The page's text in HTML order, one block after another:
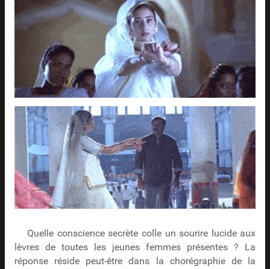
Quelle conscience secrète colle un sourire lucide aux
lèvres de toutes les jeunes femmes présentes ? La
réponse réside peut-être dans la chorégraphie de la